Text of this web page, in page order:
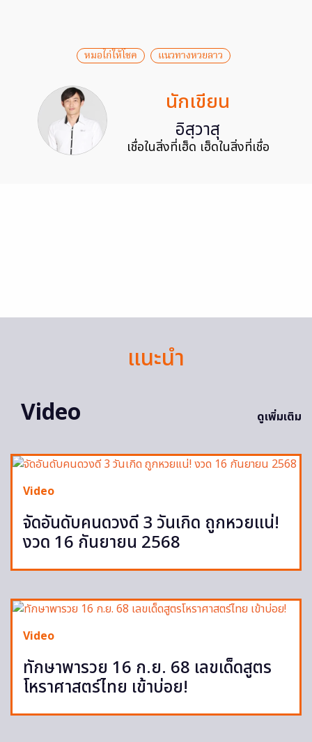
หมอไก่ให้โชค แนวทางหวยลาว
นักเขียน
อิสฺวาสุ
เชื่อในสิ่งที่เฮ็ด เฮ็ดในสิ่งที่เชื่อ
แนะนำ
Video
ดูเพิ่มเติม
Video
จัดอันดับคนดวงดี 3 วันเกิด ถูกหวยแน่!
งวด 16 กันยายน 2568
Video
ทักษาพารวย 16 ก.ย. 68 เลขเด็ดสูตร
โหราศาสตร์ไทย เข้าบ่อย!